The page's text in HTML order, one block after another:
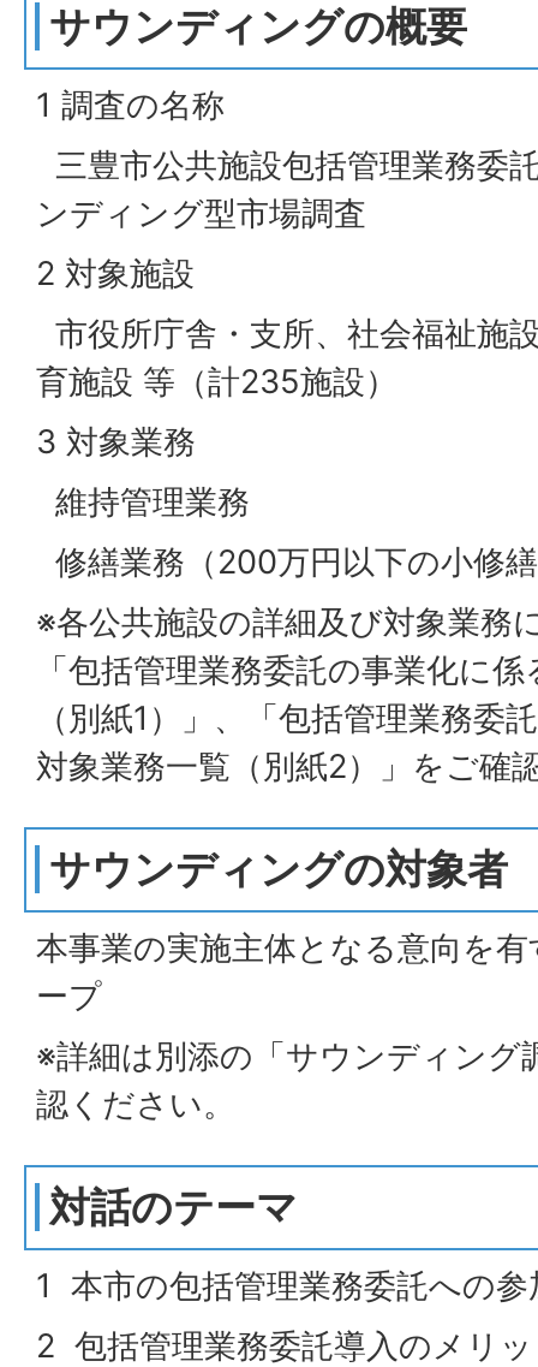
サウンディングの概要
1 調査の名称
三豊市公共施設包括管理業務委
ンディング型市場調査
2 対象施設
市役所庁舎・支所、社会福祉施
育施設 等（計235施設）
3 対象業務
維持管理業務
修繕業務（200万円以下の小修
※各公共施設の詳細及び対象業務
「包括管理業務委託の事業化に
（別紙1）」、「包括管理業務委
対象業務一覧（別紙2）」をご確
サウンディングの対象者
本事業の実施主体となる意向を
ープ
※詳細は別添の「サウンディング
認ください。
対話のテーマ
1 本市の包括管理業務委託への
2 包括管理業務委託導入のメリ